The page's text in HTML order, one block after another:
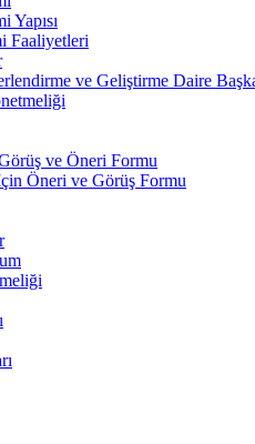
Faaliyetleri
ve Geliştirme Daire
ve Öneri Formu
Öneri ve Görüş Formu